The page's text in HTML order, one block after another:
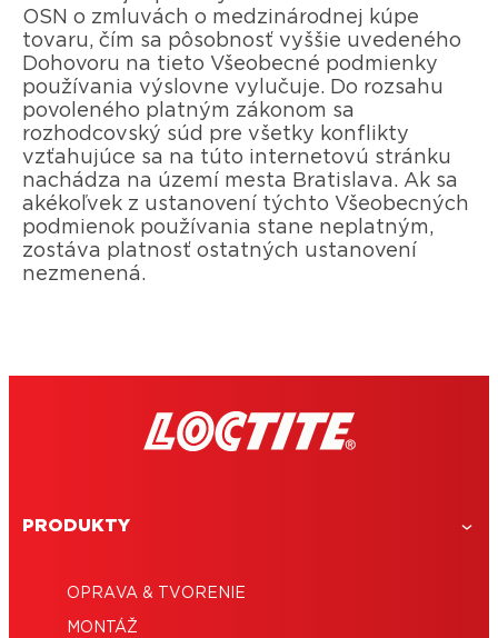
OSN o zmluvách o medzinárodnej kúpe
tovaru, čím sa pôsobnosť vyššie uvedeného
Dohovoru na tieto Všeobecné podmienky
používania výslovne vylučuje. Do rozsahu
povoleného platným zákonom sa
rozhodcovský súd pre všetky konflikty
vzťahujúce sa na túto internetovú stránku
nachádza na území mesta Bratislava. Ak sa
akékoľvek z ustanovení týchto Všeobecných
podmienok používania stane neplatným,
zostáva platnosť ostatných ustanovení
nezmenená.
PRODUKTY
OPRAVA & TVORENIE
MONTÁŽ